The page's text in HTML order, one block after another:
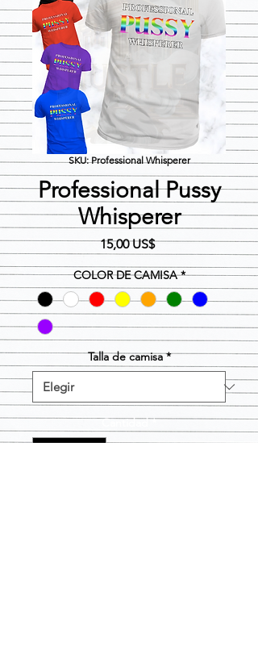
SKU: Professional Whisperer
Professional Pussy
Whisperer
15,00 US$Precio
COLOR DE CAMISA *
Talla de camisa *
Cantidad *